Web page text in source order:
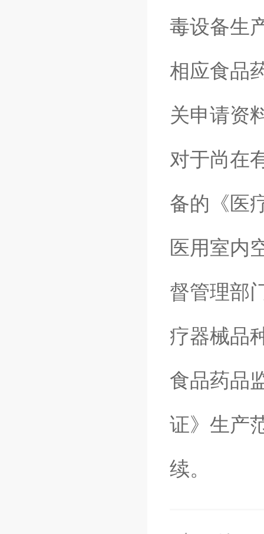
毒设备生
相应食品
关申请
对于尚在
备的《医
医用室内
督管理部
疗器械品
食品药品
证》生产